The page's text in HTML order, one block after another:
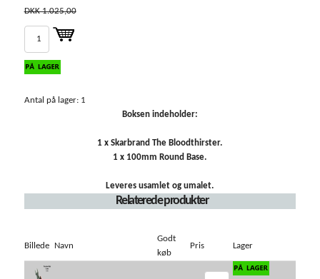
DKK 1.025,00
Antal på lager: 1
Boksen indeholder:
1 x Skarbrand The Bloodthirster.
1 x 100mm Round Base.
Leveres usamlet og umalet.
Relaterede produkter
Billede Navn
Godt
køb
Pris Lager